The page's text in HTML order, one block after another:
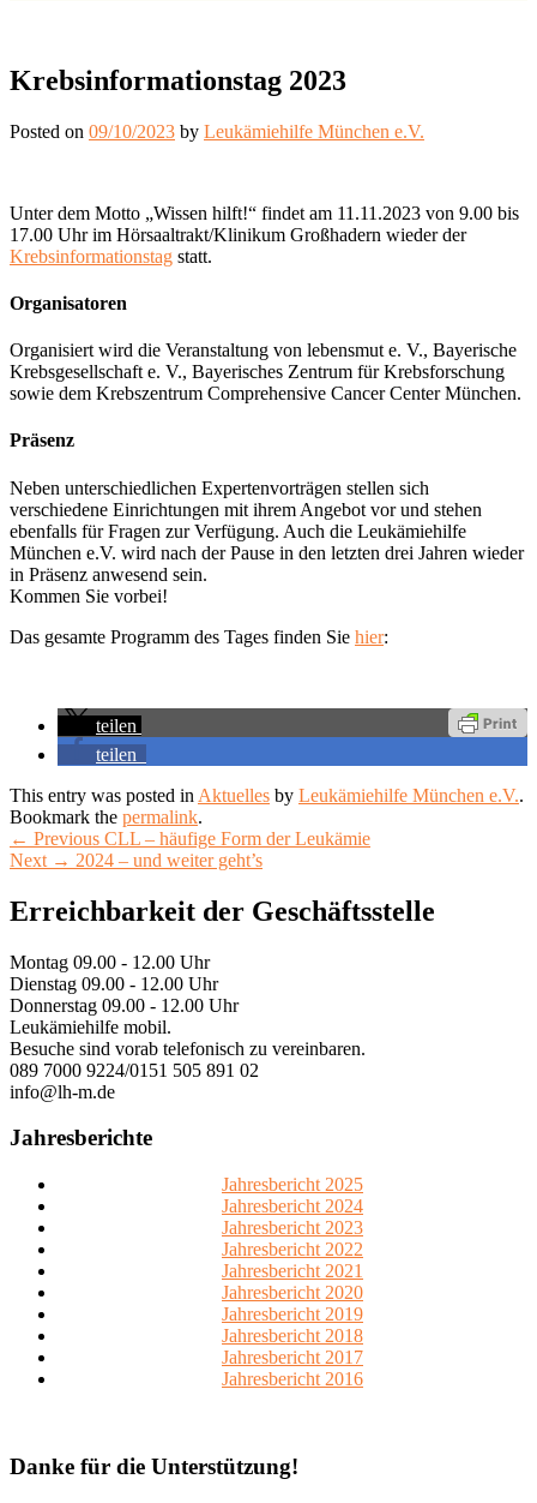
Krebsinformationstag 2023
Posted on 09/10/2023 by Leukämiehilfe München e.V.
Unter dem Motto „Wissen hilft!“ findet am 11.11.2023 von 9.00 bis
17.00 Uhr im Hörsaaltrakt/Klinikum Großhadern wieder der
Krebsinformationstag statt.
Organisatoren
Organisiert wird die Veranstaltung von lebensmut e. V., Bayerische
Krebsgesellschaft e. V., Bayerisches Zentrum für Krebsforschung
sowie dem Krebszentrum Comprehensive Cancer Center München.
Präsenz
Neben unterschiedlichen Expertenvorträgen stellen sich
verschiedene Einrichtungen mit ihrem Angebot vor und stehen
ebenfalls für Fragen zur Verfügung. Auch die Leukämiehilfe
München e.V. wird nach der Pause in den letzten drei Jahren wieder
in Präsenz anwesend sein.
Kommen Sie vorbei!
Das gesamte Programm des Tages finden Sie hier:
teilen
teilen
This entry was posted in Aktuelles by Leukämiehilfe München e.V..
Bookmark the permalink.
Beitragsnavigation
← Previous Previous
post:
CLL – häufige Form der Leukämie
Next → Next
2024 – und weiter geht’s
Primary
Widget
Area
Erreichbarkeit der Geschäftsstelle
Montag 09.00 - 12.00 Uhr
Dienstag 09.00 - 12.00 Uhr
Donnerstag 09.00 - 12.00 Uhr
Leukämiehilfe mobil.
Besuche sind vorab telefonisch zu vereinbaren.
089 7000 9224/0151 505 891 02
info@lh-m.de
Jahresberichte
Jahresbericht 2025
Jahresbericht 2024
Jahresbericht 2023
Jahresbericht 2022
Jahresbericht 2021
Jahresbericht 2020
Jahresbericht 2019
Jahresbericht 2018
Jahresbericht 2017
Jahresbericht 2016
Danke für die Unterstützung!